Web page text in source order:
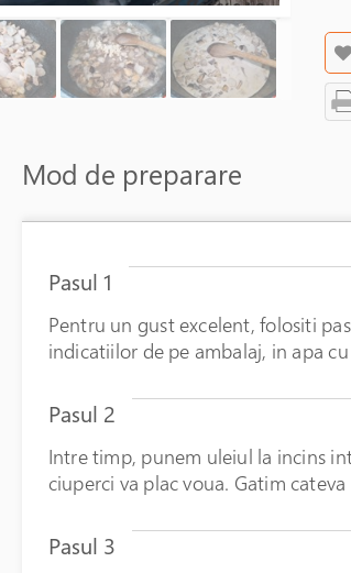
Mod de preparare
Pasul 1
Pentru un gust excelent, folositi
indicatiilor de pe ambalaj, in apa
Pasul 2
Intre timp, punem uleiul la incins
ciuperci va plac voua. Gatim
Pasul 3